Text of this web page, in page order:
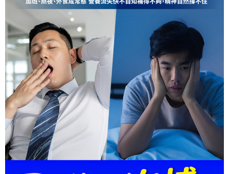
每筆NT$150，滿NT$1,500(含以上)免運費
貨到付款
每筆NT$150，滿NT$1,500(含以上)免運費